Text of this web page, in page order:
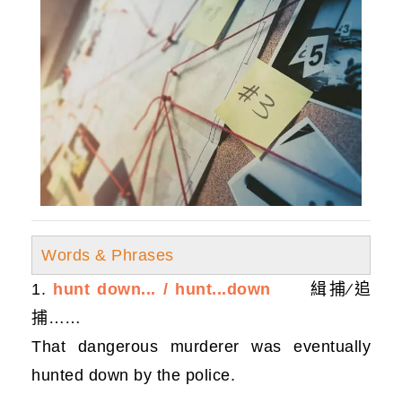
Words & Phrases
1. hunt down... / hunt...down 緝捕∕追
捕……
That dangerous murderer was eventually
hunted down by the police.